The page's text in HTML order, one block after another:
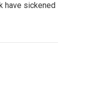
have sickened